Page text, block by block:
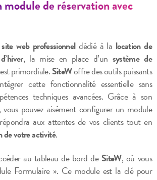
de réservation avec
site web professionneldédié à la location de
, la mise en place d’un système de
primordiale.SiteWoffre des outils puissants
cette fonctionnalité essentielle sans
techniques avancées. Grâce à son
vous pouvez aisément configurer un module
aux attentes de vos clients tout en
de votre activité.
au tableau de bord de SiteW, où vous
Formulaire ». Ce module est la clé pour